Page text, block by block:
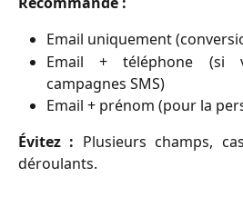
Email uniquement
Email + téléphone (si
campagnes SMS)
Email + prénom (pour la
Évitez : Plusieurs champs,
déroulants.